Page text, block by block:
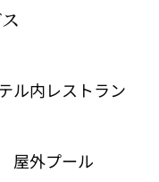
ル内レストラン
屋外プール